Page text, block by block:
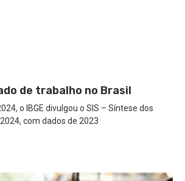
de trabalho no Brasil
o IBGE divulgou o SIS – Síntese dos
com dados de 2023